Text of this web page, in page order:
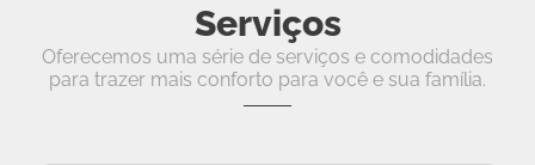
Serviços
Oferecemos uma série de serviços e comodidades
para trazer mais conforto para você e sua família.